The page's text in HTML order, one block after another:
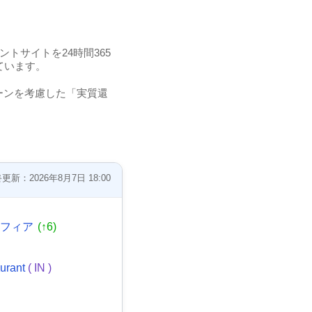
トサイトを24時間365
ます。
を考慮した「実質還
更新：2026年8月7日 18:00
ィア (↑6)
( IN )